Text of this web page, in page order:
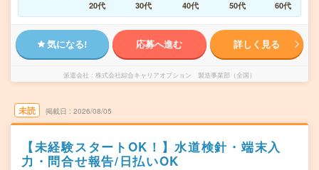
20代
30代 40代 50代 60代
気になる! 応募へ進む 詳しく見る
派遣会社 株式会社綜合キャリアオプション 製造事業部（全国）
未読 掲載日 2026/08/05
【未経験スタートOK！】水道検針・端末入
力・問合せ報告/日払いOK